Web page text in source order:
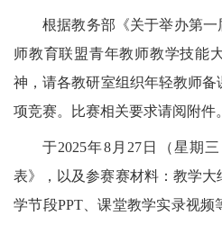
根据教务部《关于举办第一
师教育联盟青年教师教学技能
神，请各教研室组织年轻教师备
项竞赛。
比赛相关要求请阅附件。
于2025年8月27日（星期
表》，以及参赛赛材料： 教学大
学节段PPT、课堂教学实录视